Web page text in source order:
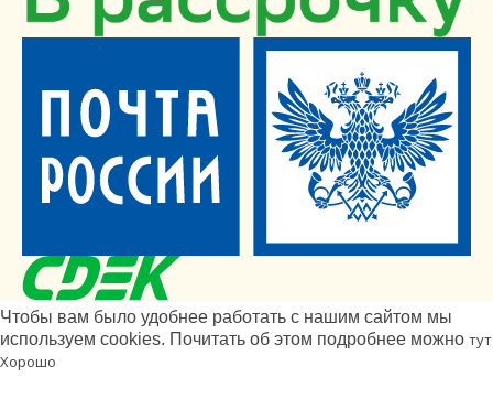
Чтобы вам было удобнее работать с нашим сайтом мы
используем cookies. Почитать об этом подробнее можно тут
Хорошо